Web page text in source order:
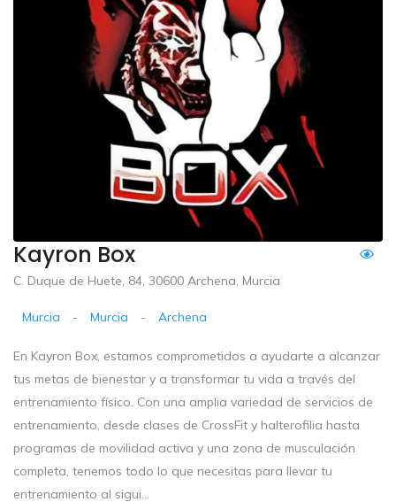
Kayron Box
C. Duque de Huete, 84, 30600 Archena, Murcia
Murcia - Murcia - Archena
En Kayron Box, estamos comprometidos a ayudarte a alcanzar
tus metas de bienestar y a transformar tu vida a través del
entrenamiento físico. Con una amplia variedad de servicios de
entrenamiento, desde clases de CrossFit y halterofilia hasta
programas de movilidad activa y una zona de musculación
completa, tenemos todo lo que necesitas para llevar tu
entrenamiento al sigui...